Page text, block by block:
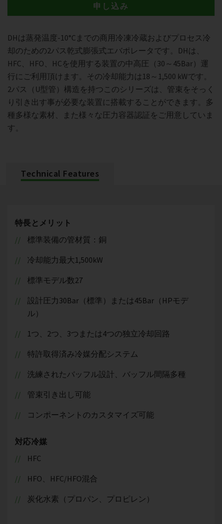
DHは蒸発温度-10°Cまでの商用冷凍冷蔵およびプロセス冷
却のための2パス乾式膨張式エバポレータです。DHは、
HFC、HFO、HCを使用する装置の中高圧（30～45Bar）運
行にご利用頂けます。その冷却能力は18～1,500 kWです。
2パス（U型管）構造を持つこのシリーズは、管束をそっく
り引き出す事が必要な装置に搭載することができます。多
種多様な素材、また様々な圧力容器認証をご用意していま
す。
申し込み
Technical Features
特長とメリット
標準装備の管材質：銅
冷却能力最大1,500kW
標準モデル数27
設計圧力30Bar（標準）または45Bar（HPモデ
ル）
1つ、2つ、3つまたは4つの独立冷却回路
特許取得済み冷媒分配システム
洗練されたバッフル設計、バッフル間隔多種
管束引き出し可能
コンポーネントのカスタマイズ可能
対応冷媒
HFC
HFO、HFC/HFO混合
炭化水素（プロパン、プロピレン）